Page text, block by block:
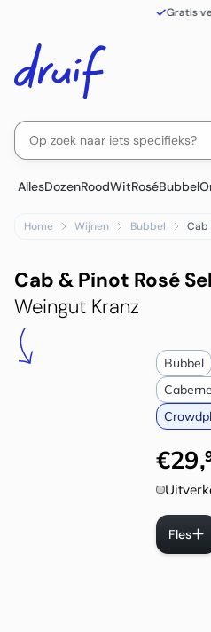
Gratis
AllesDozenRoodWitRoséBubbel
Home Wijnen Bubbel Cab
Cab & Pinot Rosé
Weingut Kranz
Bubbel
€29,
Fles